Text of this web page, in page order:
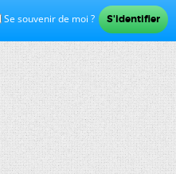
Se souvenir de moi ?